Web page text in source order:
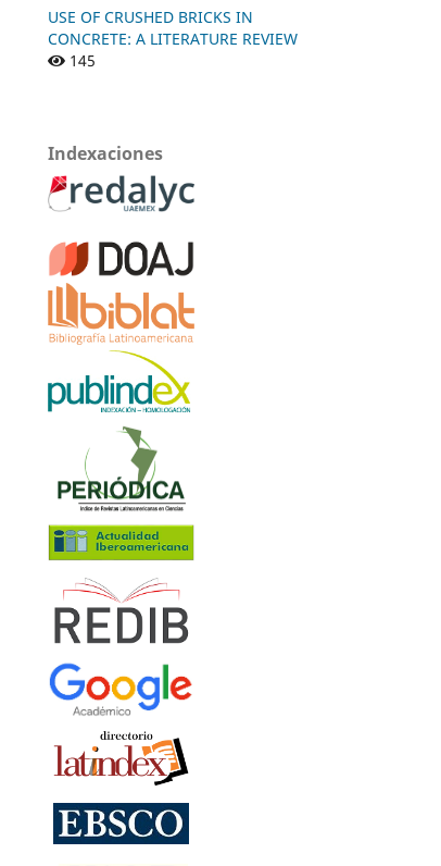
USE OF CRUSHED BRICKS IN
CONCRETE: A LITERATURE REVIEW
145
Indexaciones